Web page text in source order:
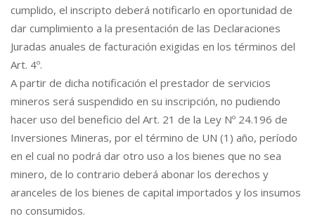
cumplido, el inscripto deberá notificarlo en oportunidad de
dar cumplimiento a la presentación de las Declaraciones
Juradas anuales de facturación exigidas en los términos del
Art. 4º.
A partir de dicha notificación el prestador de servicios
mineros será suspendido en su inscripción, no pudiendo
hacer uso del beneficio del Art. 21 de la Ley Nº 24.196 de
Inversiones Mineras, por el término de UN (1) año, período
en el cual no podrá dar otro uso a los bienes que no sea
minero, de lo contrario deberá abonar los derechos y
aranceles de los bienes de capital importados y los insumos
no consumidos.